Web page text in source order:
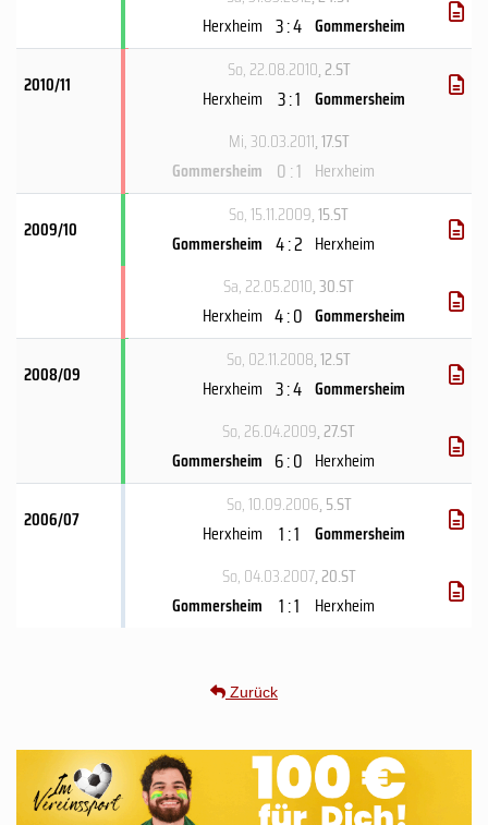
Herxheim 3 : 4 Gommersheim
2010/11
So, 22.08.2010, 2.ST
Herxheim 3 : 1 Gommersheim
Mi, 30.03.2011, 17.ST
Gommersheim 0 : 1 Herxheim
2009/10
So, 15.11.2009, 15.ST
Gommersheim 4 : 2 Herxheim
Sa, 22.05.2010, 30.ST
Herxheim 4 : 0 Gommersheim
2008/09
So, 02.11.2008, 12.ST
Herxheim 3 : 4 Gommersheim
So, 26.04.2009, 27.ST
Gommersheim 6 : 0 Herxheim
2006/07
So, 10.09.2006, 5.ST
Herxheim
1 : 1
Gommersheim
So, 04.03.2007, 20.ST
Gommersheim
1 : 1 Herxheim
Zurück